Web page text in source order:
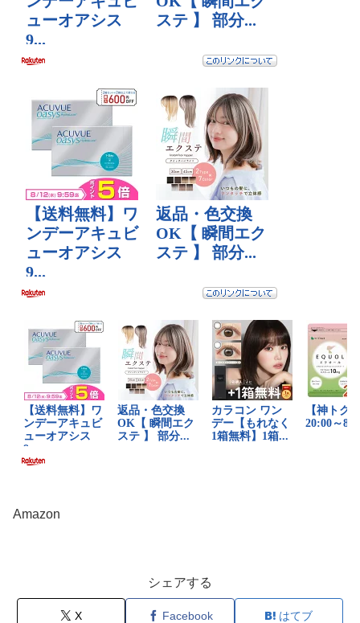
Amazon
シェアする
X Facebook はてブ